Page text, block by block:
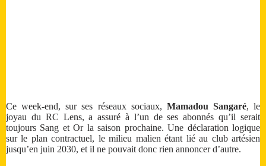
Ce week-end, sur ses réseaux sociaux, Mamadou Sangaré, le
joyau du RC Lens, a assuré à l’un de ses abonnés qu’il serait
toujours Sang et Or la saison prochaine. Une déclaration logique
sur le plan contractuel, le milieu malien étant lié au club artésien
jusqu’en juin 2030, et il ne pouvait donc rien annoncer d’autre.